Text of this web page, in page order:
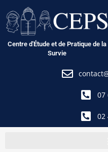
au
contenu
Centre d'Étude et de Pratique de la
Survie
07
02